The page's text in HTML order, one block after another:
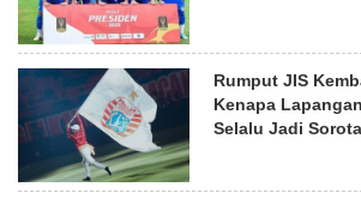
Rumput JIS
Kenapa
Selalu Jadi